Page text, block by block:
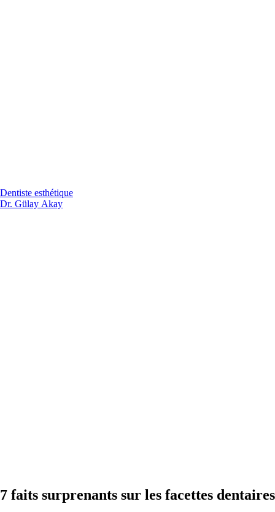
Dentiste esthétique
Dr. Gülay Akay
7 faits surprenants sur les facettes dentaires